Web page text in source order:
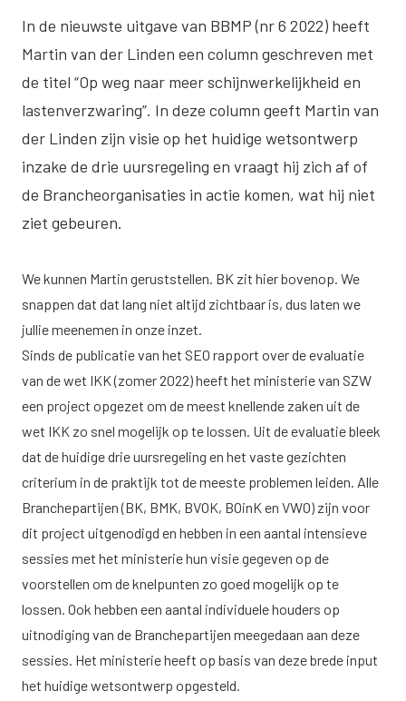
In de nieuwste uitgave van BBMP (nr 6 2022) heeft
Martin van der Linden een column geschreven met
de titel “Op weg naar meer schijnwerkelijkheid en
lastenverzwaring”. In deze column geeft Martin van
der Linden zijn visie op het huidige wetsontwerp
inzake de drie uursregeling en vraagt hij zich af of
de Brancheorganisaties in actie komen, wat hij niet
ziet gebeuren.
We kunnen Martin geruststellen. BK zit hier bovenop. We
snappen dat dat lang niet altijd zichtbaar is, dus laten we
jullie meenemen in onze inzet.
Sinds de publicatie van het SEO rapport over de evaluatie
van de wet IKK (zomer 2022) heeft het ministerie van SZW
een project opgezet om de meest knellende zaken uit de
wet IKK zo snel mogelijk op te lossen. Uit de evaluatie bleek
dat de huidige drie uursregeling en het vaste gezichten
criterium in de praktijk tot de meeste problemen leiden. Alle
Branchepartijen (BK, BMK, BVOK, BOinK en VWO) zijn voor
dit project uitgenodigd en hebben in een aantal intensieve
sessies met het ministerie hun visie gegeven op de
voorstellen om de knelpunten zo goed mogelijk op te
lossen. Ook hebben een aantal individuele houders op
uitnodiging van de Branchepartijen meegedaan aan deze
sessies. Het ministerie heeft op basis van deze brede input
het huidige wetsontwerp opgesteld.